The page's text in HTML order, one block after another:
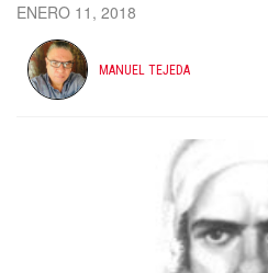
ENERO 11, 2018
MANUEL TEJEDA